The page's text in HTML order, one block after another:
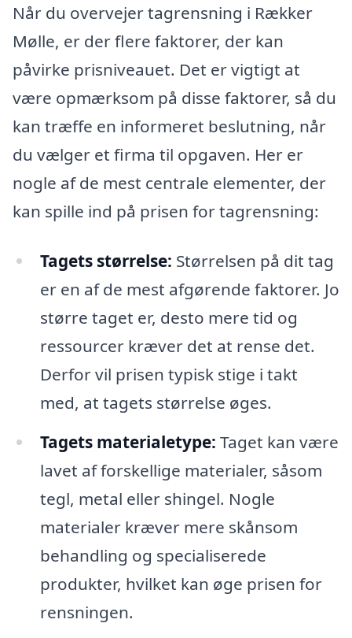
Når du overvejer tagrensning i Rækker
Mølle, er der flere faktorer, der kan
påvirke prisniveauet. Det er vigtigt at
være opmærksom på disse faktorer, så du
kan træffe en informeret beslutning, når
du vælger et firma til opgaven. Her er
nogle af de mest centrale elementer, der
kan spille ind på prisen for tagrensning:
Tagets størrelse: Størrelsen på dit tag
er en af de mest afgørende faktorer. Jo
større taget er, desto mere tid og
ressourcer kræver det at rense det.
Derfor vil prisen typisk stige i takt
med, at tagets størrelse øges.
Tagets materialetype: Taget kan være
lavet af forskellige materialer, såsom
tegl, metal eller shingel. Nogle
materialer kræver mere skånsom
behandling og specialiserede
produkter, hvilket kan øge prisen for
rensningen.